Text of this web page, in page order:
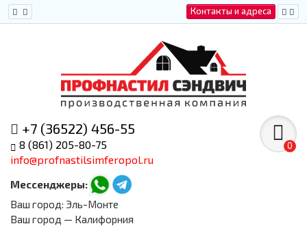
Контакты и адреса
+7 (36522) 456-55
8 (861) 205-80-75
info@profnastilsimferopol.ru
Мессенджеры:
0
Ваш город: Эль-Монте
Ваш город — Калифорния